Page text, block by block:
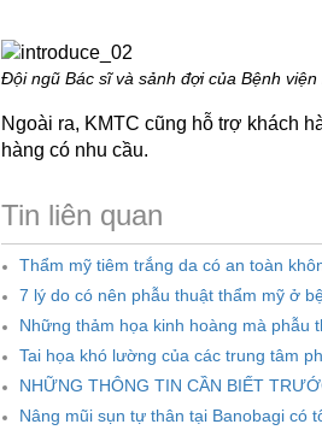
Đội ngũ Bác sĩ và sảnh đợi của Bệnh viện
Ngoài ra, KMTC cũng hỗ trợ khách
hàng có nhu cầu.
Tin liên quan
Thẩm mỹ tiêm trắng da có an toàn
7 lý do có nên phẫu thuật thẩm mỹ ở
Những thảm họa kinh hoàng mà phẫu
Tai họa khó lường của các trung tâm
NHỮNG THÔNG TIN CẦN BIẾT
Nâng mũi sụn tự thân tại Banobagi có